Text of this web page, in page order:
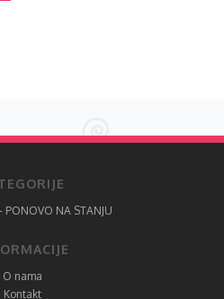
PONOVO NA STANJU
O nama
Kontakt